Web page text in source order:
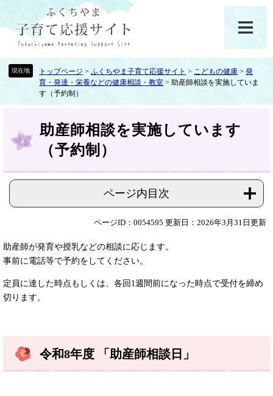
先
を
トップページ >ふくちやま子育て応援サイト > こどもの健康 >発
育・発達・栄養などの健康相談・教室 >助産師相談を実施していま
す（予約制）
助産師相談を実施しています
（予約制）
ページ内目次
ページID：0054595 更新日：2026年3月31日更新
助産師が発育や授乳などの相談に応じます。
事前に電話等で予約をしてください。
定員に達した時点もしくは、各回1週間前になった時点で受付を締め
切ります。
令和8年度 「助産師相談日」